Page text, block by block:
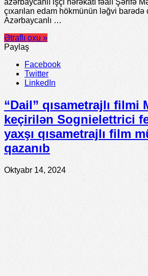
azərbaycanlı işçi hərəkatı fəalı Şərifə
çıxarılan edam hökmünün ləğvi barədə
Azərbaycanlı …
Ətraflı oxu »
Paylaş
Facebook
Twitter
LinkedIn
“Dail” qısametrajlı filmi
keçirilən Sognielettrici
yaxşı qısametrajlı film
qazanıb
Oktyabr 14, 2024